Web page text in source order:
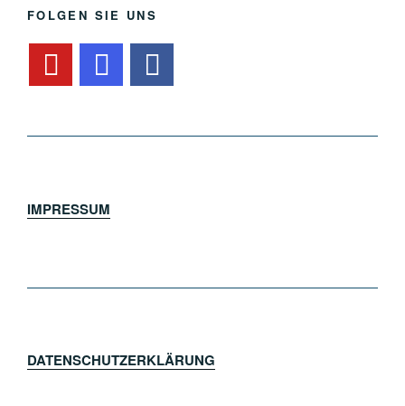
FOLGEN SIE UNS
IMPRESSUM
DATENSCHUTZERKLÄRUNG